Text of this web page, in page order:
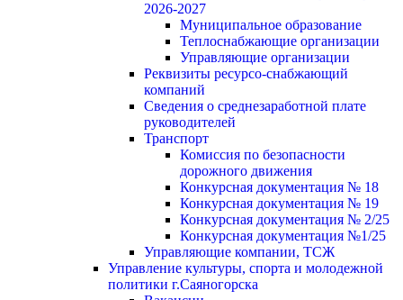
2026-2027
Муниципальное образование
Теплоснабжающие организации
Управляющие организации
Реквизиты ресурсо-снабжающий
компаний
Сведения о среднезаработной плате
руководителей
Транспорт
Комиссия по безопасности
дорожного движения
Конкурсная документация № 18
Конкурсная документация № 19
Конкурсная документация № 2/25
Конкурсная документация №1/25
Управляющие компании, ТСЖ
Управление культуры, спорта и молодежной
политики г.Саяногорска